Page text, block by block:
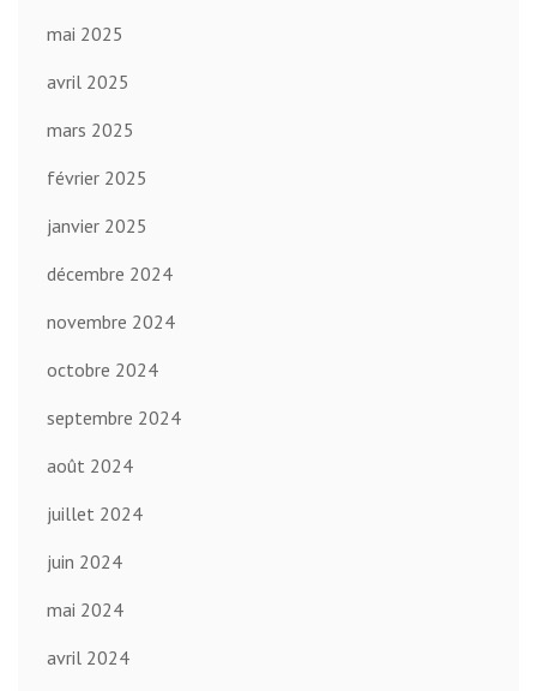
mai 2025
avril 2025
mars 2025
février 2025
janvier 2025
décembre 2024
novembre 2024
octobre 2024
septembre 2024
août 2024
juillet 2024
juin 2024
mai 2024
avril 2024